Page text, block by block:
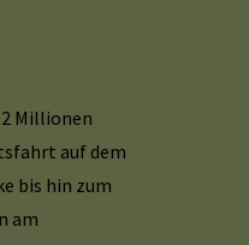
Millionen
auf dem
bis hin zum
am